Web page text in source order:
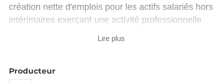
création nette d'emplois pour les actifs salariés hors
intérimaires exerçant une activité professionnelle
sociale, selon le secteur d'activité, le genre, l'âge, le
de 2009, situation fin mars et fin septembre chaque
Lire plus
Producteur